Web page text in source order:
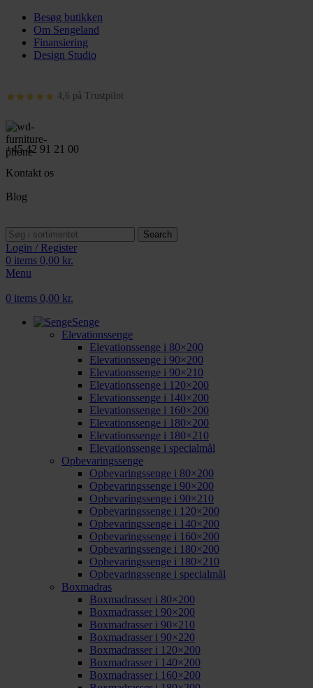
Besøg butikken
Om Sengeland
Finansiering
Design Studio
4,6 på Trustpilot
+45 42 91 21 00
Kontakt os
Blog
Search
Login / Register
0 items 0,00 kr.
Menu
0 items 0,00 kr.
Senge
Elevationssenge
Elevationssenge i 80×200
Elevationssenge i 90×200
Elevationssenge i 90×210
Elevationssenge i 120×200
Elevationssenge i 140×200
Elevationssenge i 160×200
Elevationssenge i 180×200
Elevationssenge i 180×210
Elevationssenge i specialmål
Opbevaringssenge
Opbevaringssenge i 80×200
Opbevaringssenge i 90×200
Opbevaringssenge i 90×210
Opbevaringssenge i 120×200
Opbevaringssenge i 140×200
Opbevaringssenge i 160×200
Opbevaringssenge i 180×200
Opbevaringssenge i 180×210
Opbevaringssenge i specialmål
Boxmadras
Boxmadrasser i 80×200
Boxmadrasser i 90×200
Boxmadrasser i 90×210
Boxmadrasser i 90×220
Boxmadrasser i 120×200
Boxmadrasser i 140×200
Boxmadrasser i 160×200